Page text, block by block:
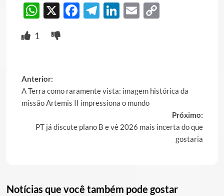
WhatsApp
X Facebook
Telegram
LinkedIn
EmailCopy
1
Post
navigation
Anterior:
A Terra como raramente vista: imagem histórica da
missão Artemis II impressiona o mundo
Próximo:
PT já discute plano B e vê 2026 mais incerta do que
gostaria
Notícias que você também pode gostar